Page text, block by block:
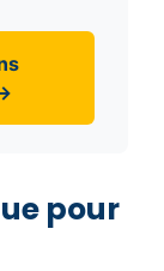
pour